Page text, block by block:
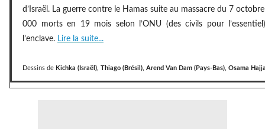
d’Israël. La guerre contre le Hamas suite au massacre du 7
000 morts en 19 mois selon l’ONU (des civils pour
l’enclave. Lire la suite...
Dessins de Kichka (Israël), Thiago (Brésil), Arend Van Dam (Pays-Bas), Osama